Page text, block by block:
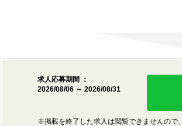
求人応募期間 ：
2026/08/06 ～ 2026/08/31
※掲載を終了した求人は閲覧できませんので